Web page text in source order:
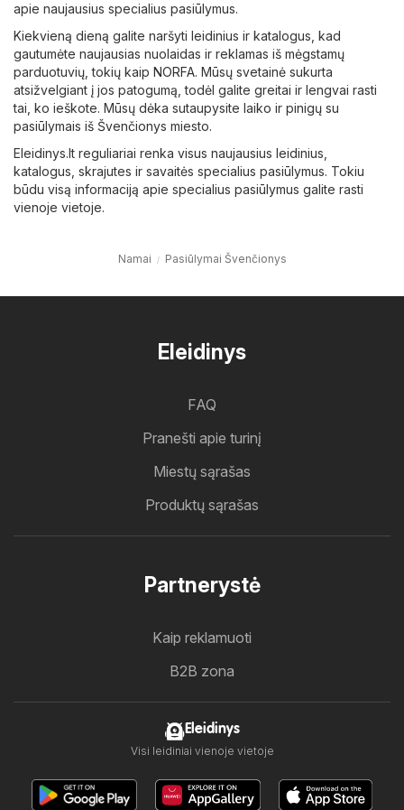
apie naujausius specialius pasiūlymus.
Kiekvieną dieną galite naršyti leidinius ir katalogus, kad
gautumėte naujausias nuolaidas ir reklamas iš mėgstamų
parduotuvių, tokių kaip NORFA. Mūsų svetainė sukurta
atsižvelgiant į jos patogumą, todėl galite greitai ir lengvai rasti
tai, ko ieškote. Mūsų dėka sutaupysite laiko ir pinigų su
pasiūlymais iš Švenčionys miesto.
Eleidinys.lt reguliariai renka visus naujausius leidinius,
katalogus, skrajutes ir savaitės specialius pasiūlymus. Tokiu
būdu visą informaciją apie specialius pasiūlymus galite rasti
vienoje vietoje.
Namai Pasiūlymai Švenčionys
Eleidinys
FAQ
Pranešti apie turinį
Miestų sąrašas
Produktų sąrašas
Partnerystė
Kaip reklamuoti
B2B zona
Eleidinys
Visi leidiniai vienoje vietoje